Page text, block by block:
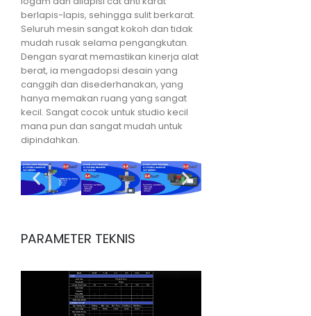
berlapis-lapis, sehingga sulit berkarat.
Seluruh mesin sangat kokoh dan tidak
mudah rusak selama pengangkutan.
Dengan syarat memastikan kinerja alat
berat, ia mengadopsi desain yang
canggih dan disederhanakan, yang
hanya memakan ruang yang sangat
kecil. Sangat cocok untuk studio kecil
mana pun dan sangat mudah untuk
dipindahkan.
PARAMETER TEKNIS